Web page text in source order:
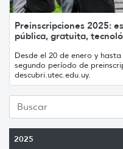
2025
Preinscripciones 2025:
pública, gratuita,
Desde el 20 de enero y
segundo período de
descubri.utec.edu.uy.